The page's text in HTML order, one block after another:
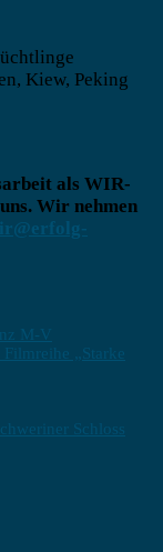
Kiew, Peking
als WIR-
Wir nehmen
M-V
„Starke
Schloss